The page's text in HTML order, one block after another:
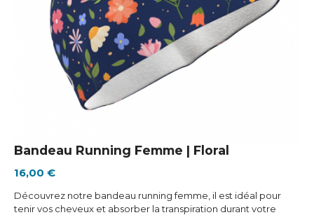
Bandeau Running Femme | Floral
16,00 €
Découvrez notre bandeau running femme, il est idéal pour
tenir vos cheveux et absorber la transpiration durant votre